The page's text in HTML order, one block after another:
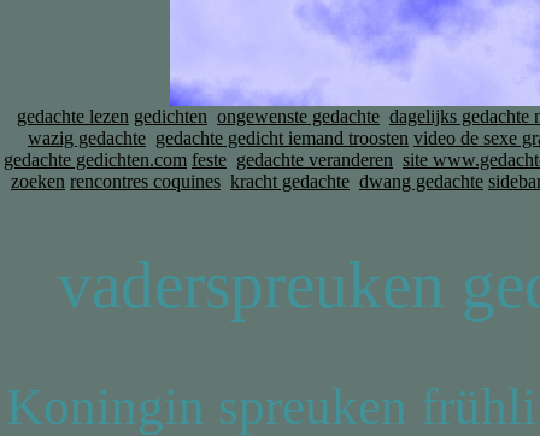
gedachte lezen gedichten ongewenste gedachte dagelijks gedachte
wazig gedachte gedachte gedicht iemand troosten video de sexe
gedachte gedichten.com feste gedachte veranderen site
zoeken rencontres coquines kracht gedachte dwang gedachte
vaderspreuken
Koningin spreuken